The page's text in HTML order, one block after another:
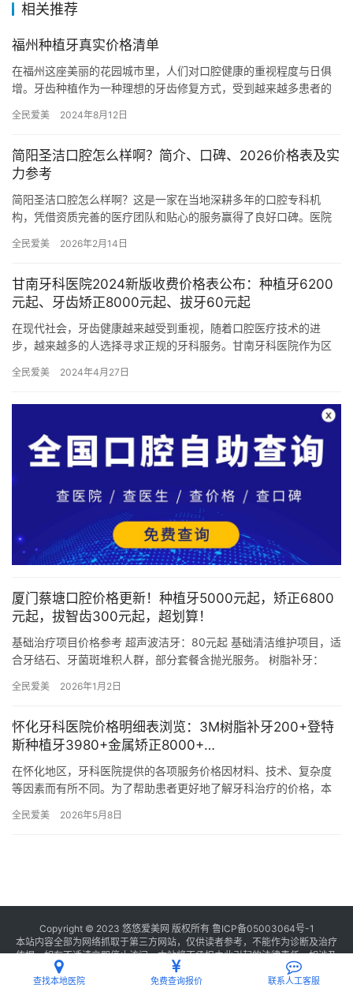
相关推荐
福州种植牙真实价格清单
在福州这座美丽的花园城市里，人们对口腔健康的重视程度与日俱
增。牙齿种植作为一种理想的牙齿修复方式，受到越来越多患者的
茫。本文…
全民爱美 2024年8月12日
简阳圣洁口腔怎么样啊？简介、口碑、2026价格表及实
力参考
简阳圣洁口腔怎么样啊？这是一家在当地深耕多年的口腔专科机
构，凭借资质完善的医疗团队和贴心的服务赢得了良好口碑。医院
善，技术…
全民爱美 2026年2月14日
甘南牙科医院2024新版收费价格表公布：种植牙6200
元起、牙齿矫正8000元起、拔牙60元起
在现代社会，牙齿健康越来越受到重视，随着口腔医疗技术的进
步，越来越多的人选择寻求正规的牙科服务。甘南牙科医院作为区
疗与护理…
全民爱美 2024年4月27日
厦门蔡塘口腔价格更新！种植牙5000元起，矫正6800
元起，拔智齿300元起，超划算！
基础治疗项目价格参考 超声波洁牙：80元起 基础清洁维护项目，适
合牙结石、牙菌斑堆积人群，部分套餐含抛光服务。 树脂补牙：
全民爱美 2026年1月2日
怀化牙科医院价格明细表浏览：3M树脂补牙200+登特
斯种植牙3980+金属矫正8000+…
在怀化地区，牙科医院提供的各项服务价格因材料、技术、复杂度
等因素而有所不同。为了帮助患者更好地了解牙科治疗的价格，本
齿矫正…
全民爱美 2026年5月8日
Copyright © 2023 悠悠爱美网 版权所有 鲁ICP备05003064号-1
本站内容全部为网络抓取于第三方网站，仅供读者参考，不能作为诊断及治疗
依据，如有不适请立即停止访问，本站将不承担由此引起的法律责任。如涉及
联系我们
查找本地医院 免费查询报价 联系人工客服